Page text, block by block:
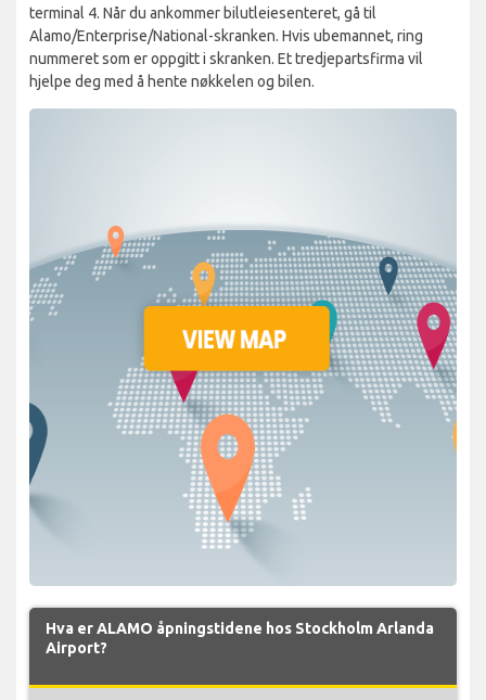
terminal 4. Når du ankommer bilutleiesenteret, gå til
Alamo/Enterprise/National-skranken. Hvis ubemannet, ring
nummeret som er oppgitt i skranken. Et tredjepartsfirma vil
hjelpe deg med å hente nøkkelen og bilen.
Hva er ALAMO åpningstidene hos Stockholm Arlanda
Airport?